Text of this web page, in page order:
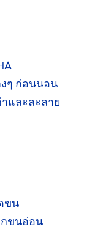
ๆ ก่อนนอน
าและละลาย
ขน
กขนอ่อน